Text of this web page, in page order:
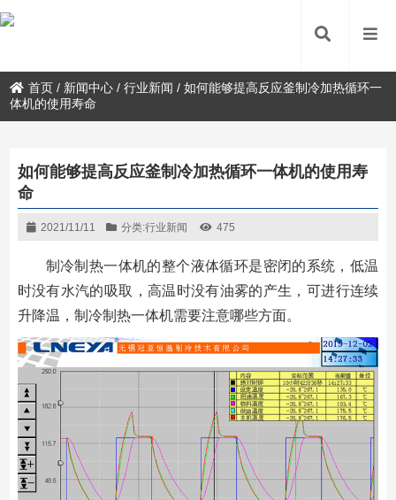
首页 / 新闻中心 /行业新闻 /如何能够提高反应釜制冷加热循环一
体机的使用寿命
如何能够提高反应釜制冷加热循环一体机的使用寿
命
2021/11/11 分类:行业新闻 475
制冷制热一体机的整个液体循环是密闭的系统，低温
时没有水汽的吸取，高温时没有油雾的产生，可进行连续
升降温，制冷制热一体机需要注意哪些方面。